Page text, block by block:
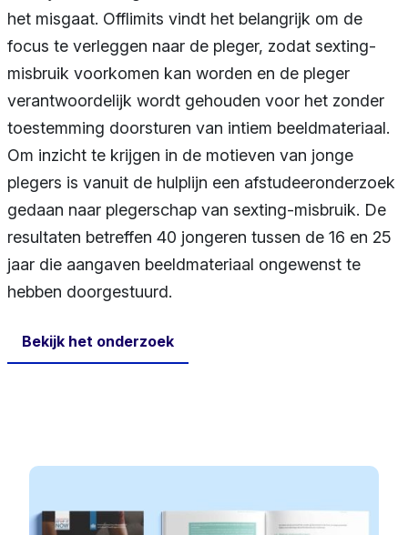
het misgaat. Offlimits vindt het belangrijk om de
focus te verleggen naar de pleger, zodat sexting-
misbruik voorkomen kan worden en de pleger
verantwoordelijk wordt gehouden voor het zonder
toestemming doorsturen van intiem beeldmateriaal.
Om inzicht te krijgen in de motieven van jonge
plegers is vanuit de hulplijn een afstudeeronderzoek
gedaan naar plegerschap van sexting-misbruik. De
resultaten betreffen 40 jongeren tussen de 16 en 25
jaar die aangaven beeldmateriaal ongewenst te
hebben doorgestuurd.
Bekijk het onderzoek